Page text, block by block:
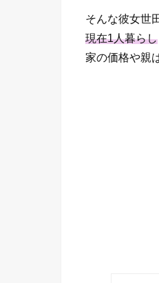
そんな彼女世
現在1人暮らし
家の価格や親